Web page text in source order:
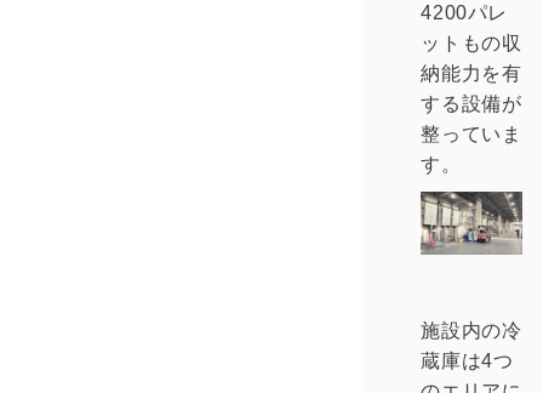
4200パレ
ットもの収
納能力を有
する設備が
整っていま
す。
施設内の冷
蔵庫は4つ